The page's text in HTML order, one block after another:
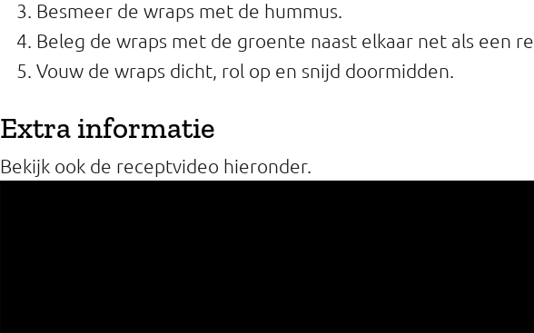
Besmeer de wraps met de hummus.
Beleg de wraps met de groente naast elkaar net als een
Vouw de wraps dicht, rol op en snijd doormidden.
Extra informatie
Bekijk ook de receptvideo hieronder.